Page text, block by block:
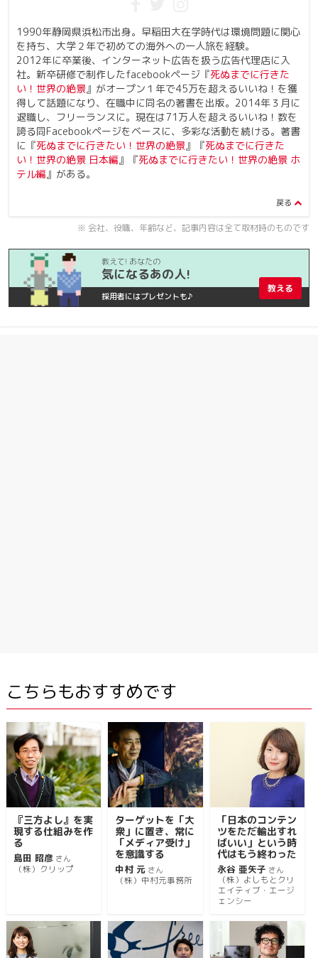
1990年静岡県浜松市出身。早稲田大在学時代は環境問題に関心
を持ち、大学２年で初めての海外への一人旅を経験。
2012年に卒業後、インターネット広告を扱う広告代理店に入
社。新卒研修で制作したfacebookページ『死ぬまでに行きた
い！世界の絶景 』がオープン１年で45万を超えるいいね！を獲
得して話題になり、在職中に同名の著書を出版。2014年３月に
退職し、フリーランスに。現在は71万人を超えるいいね！数を
誇る同Facebookページをベースに、多彩な活動を続ける。著書
に『死ぬまでに行きたい！世界の絶景 』『死ぬまでに行きた
い！世界の絶景 日本編 』『死ぬまでに行きたい！世界の絶景 ホ
テル編 』がある。
※ 会社、役職、年齢など、記事内容は全て取材時のものです
教えて! あなたの
気になるあの人!
採用者にはプレゼントも♪
教える
こちらもおすすめです
『三方よし』を実
現する仕組みを作
る
島田 昭彦 さん
（株）クリップ
ターゲットを「大
衆」に置き、常に
「メディア受け」
を意識する
中村 元 さん
（株）中村元事務所
「日本のコンテン
ツをただ輸出すれ
ばいい」という時
代はもう終わった
永谷 亜矢子 さん
（株）よしもとクリ
エイティブ・エージ
ェンシー